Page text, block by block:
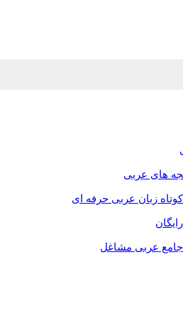
های عربی
زبان عربی حرفه ای
عربی مشاغل